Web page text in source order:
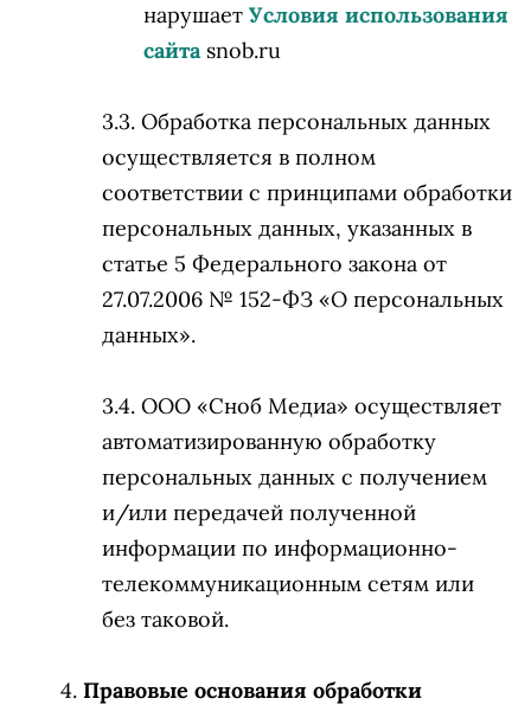
нарушает Условия использования
сайтаsnob.ru
Обработка персональных данных
осуществляется в полном
соответствии с принципами обработки
персональных данных, указанных в
статье 5 Федерального закона от
27.07.2006 № 152-ФЗ «О персональных
данных».
ООО «Сноб Медиа» осуществляет
автоматизированную обработку
персональных данных с получением
и/или передачей полученной
информации по информационно-
телекоммуникационным сетям или
без таковой.
Правовые основания обработки